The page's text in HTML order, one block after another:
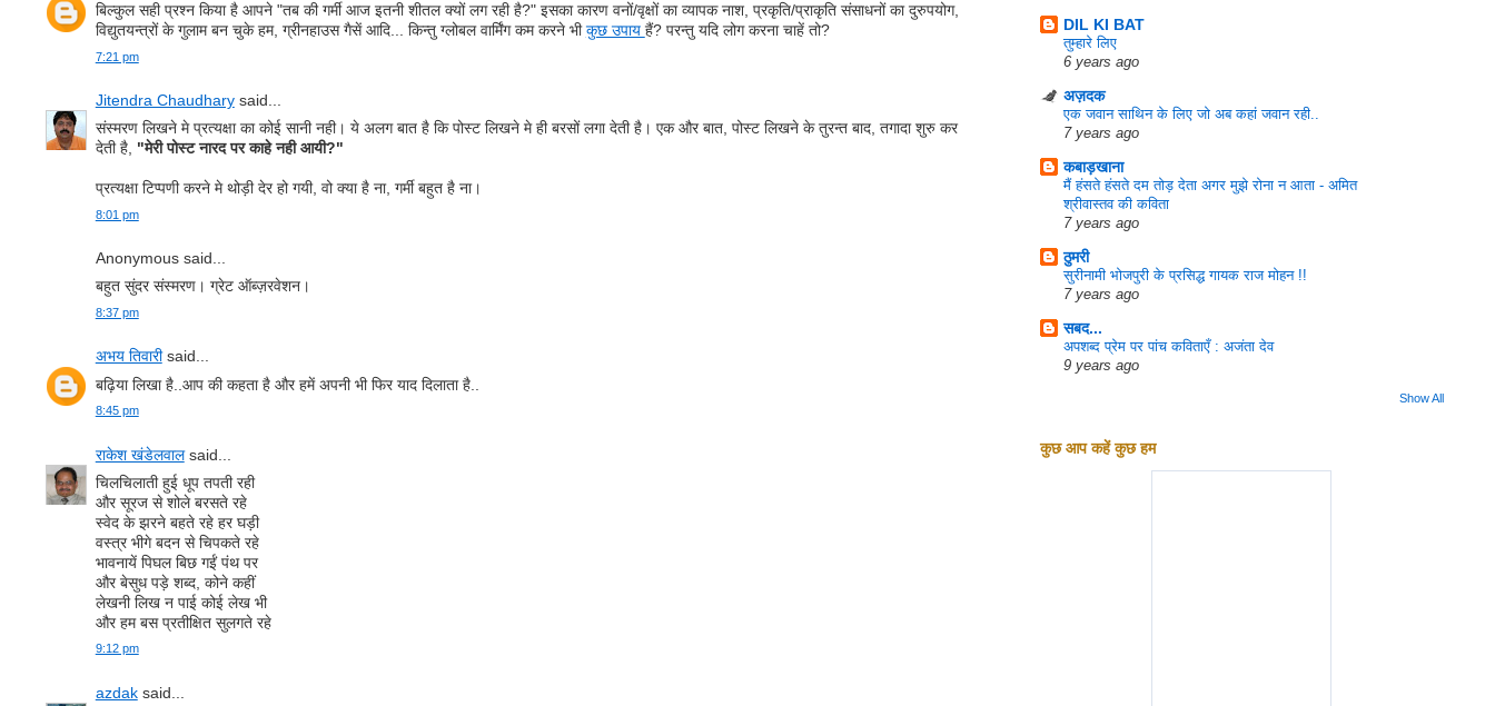
बिल्कुल सही प्रश्न किया है आपने "तब की गर्मी आज इतनी शीतल क्यों लग रही है?" इसका कारण वनों/वृक्षों का व्यापक नाश, प्रकृति/प्राकृति संसाधनों का दुरुपयोग,
विद्युतयन्त्रों के गुलाम बन चुके हम, ग्रीनहाउस गैसें आदि... किन्तु ग्लोबल वार्मिंग कम करने भीकुछ उपाय हैं? परन्तु यदि लोग करना चाहें तो?
7:21 pm
Jitendra Chaudharysaid...
संस्मरण लिखने मे प्रत्यक्षा का कोई सानी नही। ये अलग बात है कि पोस्ट लिखने मे ही बरसों लगा देती है। एक और बात, पोस्ट लिखने के तुरन्त बाद, तगादा शुरु कर
देती है, "मेरी पोस्ट नारद पर काहे नही आयी?"
प्रत्यक्षा टिप्पणी करने मे थोड़ी देर हो गयी, वो क्या है ना, गर्मी बहुत है ना।
8:01 pm
Anonymous said...
बहुत सुंदर संस्‍मरण। ग्रेट ऑब्‍ज़रवेशन।
8:37 pm
अभय तिवारीsaid...
बढ़िया लिखा है..आप की कहता है और हमें अपनी भी फिर याद दिलाता है..
8:45 pm
राकेश खंडेलवालsaid...
चिलचिलाती हुई धूप तपती रही
और सूरज से शोले बरसते रहे
स्वेद के झरने बहते रहे हर घड़ी
वस्त्र भीगे बदन से चिपकते रहे
भावनायें पिघल बिछ गईं पंथ पर
और बेसुध पड़े शब्द, कोने कहीं
लेखनी लिख न पाई कोई लेख भी
और हम बस प्रतीक्षित सुलगते रहे
9:12 pm
azdaksaid...
DIL KI BAT
तुम्हारे लिए
6 years ago
अज़दक
एक जवान साथिन के लिए जो अब कहां जवान रही..
7 years ago
कबाड़खाना
मैं हंसते हंसते दम तोड़ देता अगर मुझे रोना न आता - अमित
श्रीवास्तव की कविता
7 years ago
ठुमरी
सुरीनामी भोजपुरी के प्रसिद्ध गायक राज मोहन !!
7 years ago
सबद...
अपशब्द प्रेम पर पांच कविताएँ : अजंता देव
9 years ago
Show All
कुछ आप कहें कुछ हम